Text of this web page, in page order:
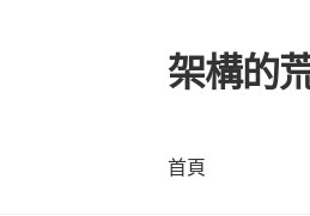
跳
至
覽
列
跳
至
要
內
架構的
首頁